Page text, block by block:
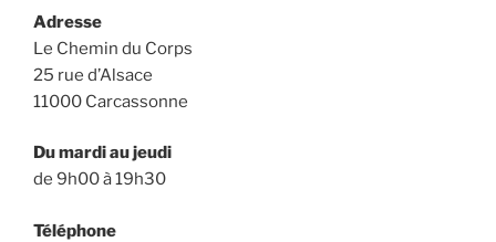
Adresse
Le Chemin du Corps
25 rue d’Alsace
11000 Carcassonne
Du mardi au jeudi
de 9h00 à 19h30
Téléphone